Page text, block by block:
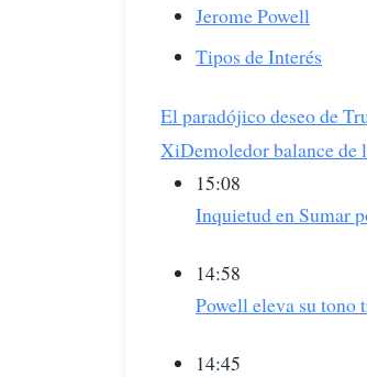
Jerome Powell
Tipos de Interés
El paradójico deseo de
XiDemoledor balance de
15:08
Inquietud en Sumar
14:58
Powell eleva su tono
14:45